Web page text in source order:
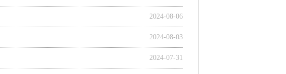
2024-08-06
2024-08-03
2024-07-31